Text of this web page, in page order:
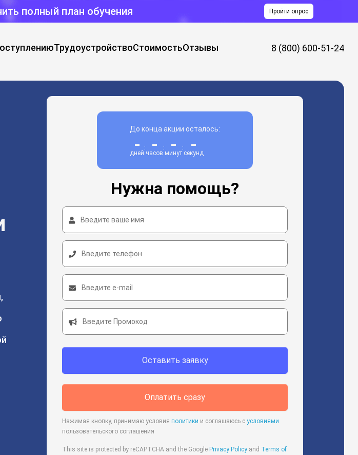
полный план обучения Пройти опрос
ТрудоустройствоСтоимостьОтзывы 8 (800) 600-51-24
До конца акции осталось:
-
дней
: -
часов
: -
минут
: -
секунд
Нужна помощь?
Оставить заявку
Оплатить сразу
Нажимая кнопку, принимаю условия политики и соглашаюсь с условиями
пользовательского соглашения
This site is protected by reCAPTCHA and the Google Privacy Policy and Terms of